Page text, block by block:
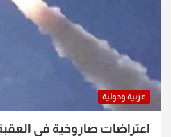
عربية ودولية
اعتراضات صاروخية في